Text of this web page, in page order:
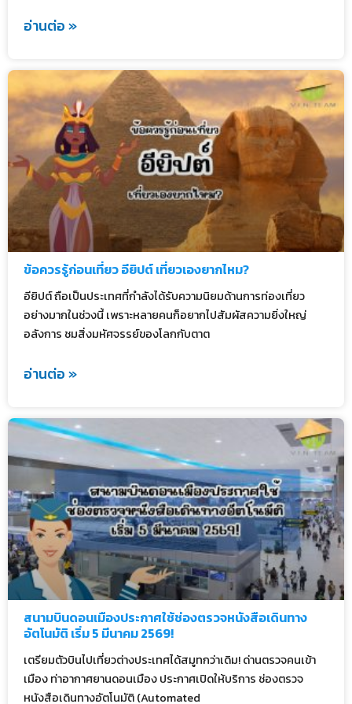
อ่านต่อ »
ข้อควรรู้ก่อนเที่ยว อียิปต์ เที่ยวเองยากไหม?
อียิปต์ ถือเป็นประเทศที่กำลังได้รับความนิยมด้านการท่องเที่ยว
อย่างมากในช่วงนี้ เพราะหลายคนก็อยากไปสัมผัสความยิ่งใหญ่
อลังการ ชมสิ่งมหัศจรรย์ของโลกกับตาต
อ่านต่อ »
สนามบินดอนเมืองประกาศใช้ช่องตรวจหนังสือเดินทาง
อัตโนมัติ เริ่ม 5 มีนาคม 2569!
เตรียมตัวบินไปเที่ยวต่างประเทศได้สมูทกว่าเดิม! ด่านตรวจคนเข้า
เมือง ท่าอากาศยานดอนเมือง ประกาศเปิดให้บริการ ช่องตรวจ
หนังสือเดินทางอัตโนมัติ (Automated